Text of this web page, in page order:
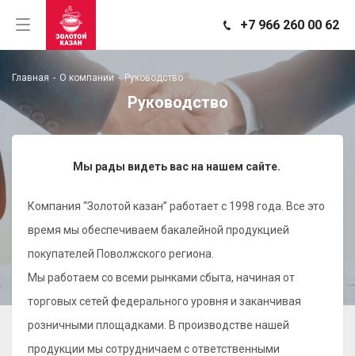
+7 966 260 00 62
Главная - О компании - Руководство
Руководство
Мы рады видеть вас на нашем сайте.
Компания “Золотой казан” работает с 1998 года. Все это
время мы обеспечиваем бакалейной продукцией
покупателей Поволжского региона.
Мы работаем со всеми рынками сбыта, начиная от
торговых сетей федерального уровня и заканчивая
розничными площадками. В производстве нашей
продукции мы сотрудничаем с ответственными